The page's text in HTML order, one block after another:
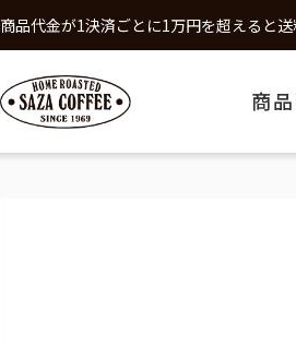
商品代金が1決済ごとに1万円を超えると
商